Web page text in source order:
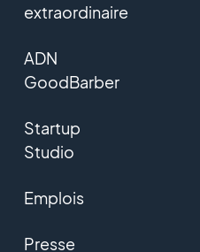
extraordinaire
ADN
GoodBarber
Startup
Studio
Emplois
Presse